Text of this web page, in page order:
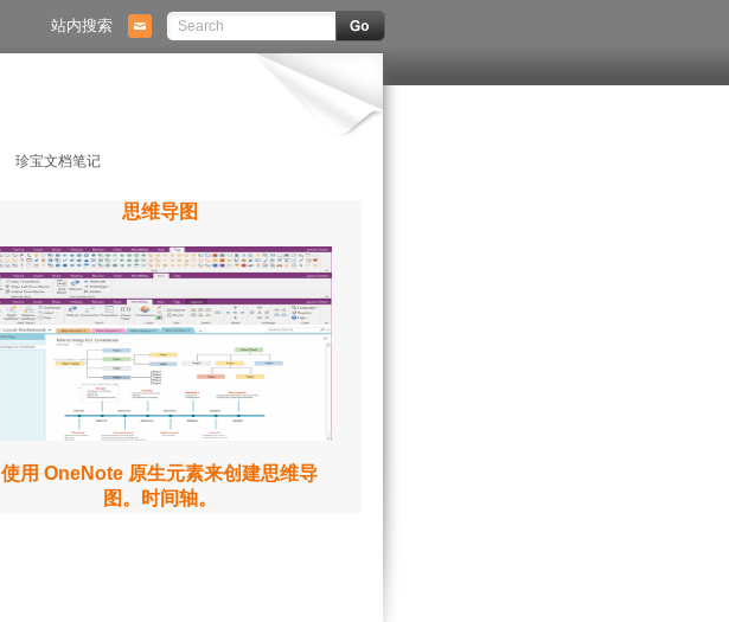
站内搜索
珍宝文档笔记
思维导图
使用 OneNote 原生元素来创建思维导
图。时间轴。